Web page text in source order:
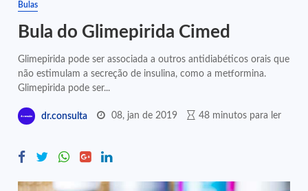
Bulas
Bula do Glimepirida Cimed
Glimepirida pode ser associada a outros antidiabéticos orais que
não estimulam a secreção de insulina, como a metformina.
Glimepirida pode ser...
dr.consulta 08, jan de 2019 48 minutos para ler